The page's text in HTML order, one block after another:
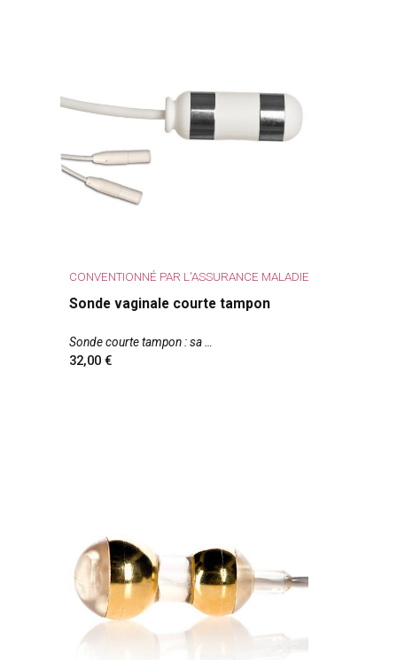
CONVENTIONNÉ PAR L'ASSURANCE MALADIE
Sonde vaginale courte tampon
Sonde courte tampon : sa
32,00